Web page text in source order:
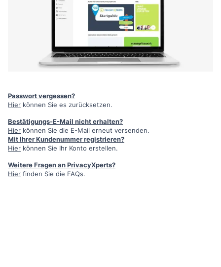
Passwort vergessen?
Hier können Sie es zurücksetzen.
Bestätigungs-E-Mail nicht erhalten?
Hier können Sie die E-Mail erneut versenden.
Mit Ihrer Kundenummer registrieren?
Hier können Sie Ihr Konto erstellen.
Weitere Fragen an PrivacyXperts?
Hier finden Sie die FAQs.